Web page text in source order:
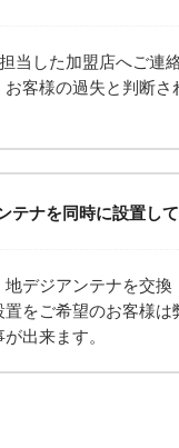
当した加盟店へご連
客様の過失と判断
テナを同時に設置し
デジアンテナを交
をご希望のお客様
出来ます。